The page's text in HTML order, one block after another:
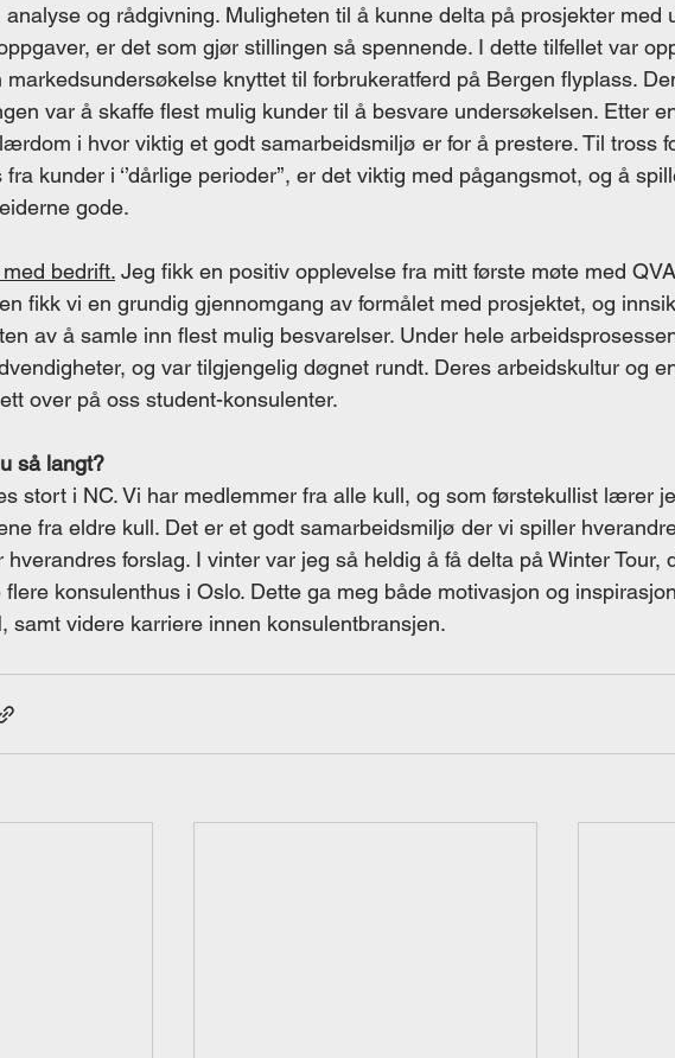
analyse og rådgivning. Muligheten til å kunne delta på prosjekter med
er det som gjør stillingen så spennende. I dette tilfellet var
markedsundersøkelse knyttet til forbrukeratferd på Bergen flyplass.
var å skaffe flest mulig kunder til å besvare undersøkelsen. Etter
i hvor viktig et godt samarbeidsmiljø er for å prestere. Til tross
fra kunder i ‘’dårlige perioder’’, er det viktig med pågangsmot, og å
gode.
bedrift. Jeg fikk en positiv opplevelse fra mitt første møte med
fikk vi en grundig gjennomgang av formålet med prosjektet, og
av å samle inn flest mulig besvarelser. Under hele
og var tilgjengelig døgnet rundt. Deres arbeidskultur og
over på oss student-konsulenter.
så langt?
stort i NC. Vi har medlemmer fra alle kull, og som førstekullist lærer
fra eldre kull. Det er et godt samarbeidsmiljø der vi spiller
hverandres forslag. I vinter var jeg så heldig å få delta på Winter Tour,
flere konsulenthus i Oslo. Dette ga meg både motivasjon og
samt videre karriere innen konsulentbransjen.